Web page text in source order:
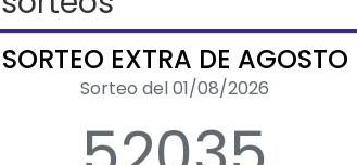
SORTEO EXTRA DE AGOSTO
Sorteo del 01/08/2026